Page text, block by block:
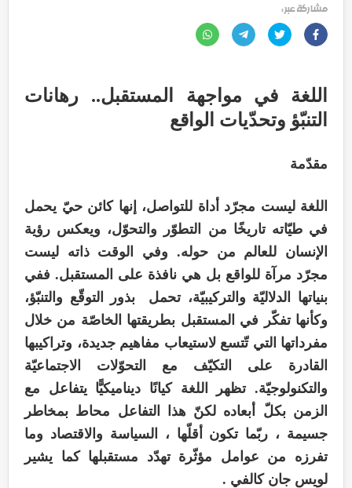
مشاركة عبر :
اللغة في مواجهة المستقبل.. رهانات
التنبّؤ وتحدّيات الواقع
مقدّمة
اللغة ليست مجرّد أداة للتواصل، إنها كائن حيّ يحمل
في طيّاته تاريخًا من التطوّر والتحوّل، ويعكس رؤية
الإنسان للعالم من حوله. وفي الوقت ذاته ليست
مجرّد مرآة للواقع بل هي نافذة على المستقبل. ففي
بنياتها الدلاليّة والتركيبيّة، تحمل بذور التوقّع والتنبّؤ،
وكأنها تفكّر في المستقبل بطريقتها الخاصّة من خلال
مفرداتها التي تّتسع لاستيعاب مفاهيم جديدة، وتراكيبها
القادرة على التكيّف مع التحوّلات الاجتماعيّة
والتكنولوجيّة. تظهر اللغة كيانًا ديناميكيًّا يتفاعل مع
الزمن بكلّ أبعاده لكنّ هذا التفاعل محاط بمخاطر
جسيمة ، ربّما تكون أقلّها ، السياسة والاقتصاد وما
تفرزه من عوامل مؤثّرة تهدّد مستقبلها كما يشير
لويس جان كالفي .